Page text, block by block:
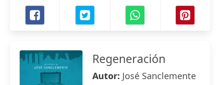
Regeneración
Autor: José Sanclemente